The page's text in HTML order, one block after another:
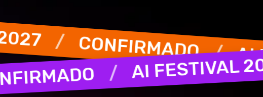
/ AI FESTIVAL
2027 / CONFIRMADO /